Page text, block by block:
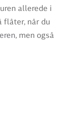
allerede i
flåter, når du
men også